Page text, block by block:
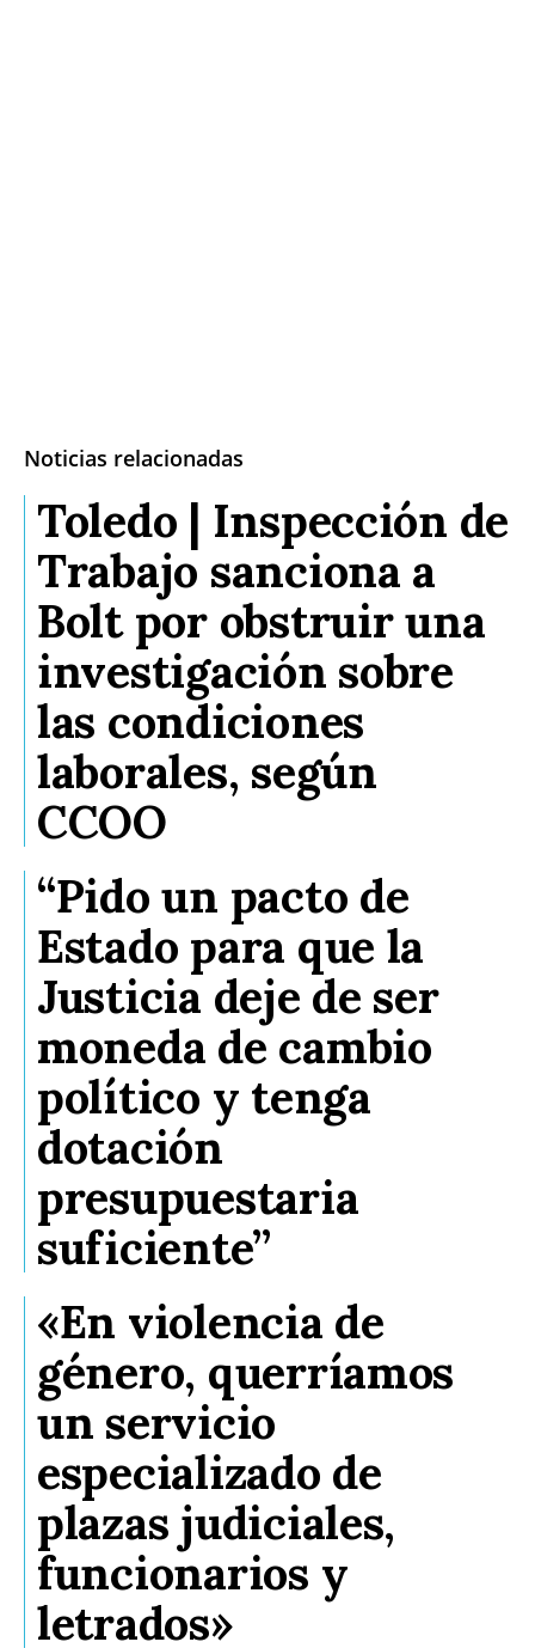
Noticias relacionadas
Toledo | Inspección de
Trabajo sanciona a
Bolt por obstruir una
investigación sobre
las condiciones
laborales, según
CCOO
“Pido un pacto de
Estado para que la
Justicia deje de ser
moneda de cambio
político y tenga
dotación
presupuestaria
suficiente”
«En violencia de
género, querríamos
un servicio
especializado de
plazas judiciales,
funcionarios y
letrados»